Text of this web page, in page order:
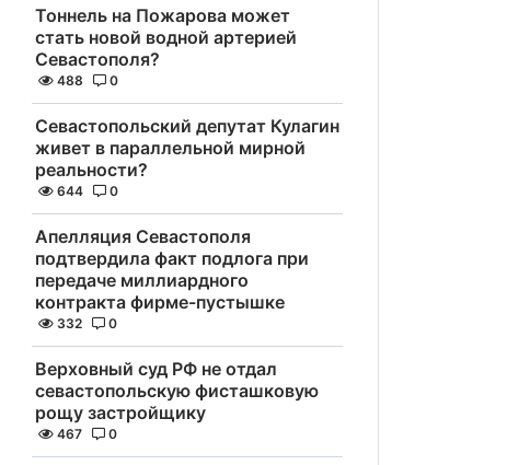
Тоннель на Пожарова может
стать новой водной артерией
Севастополя?
488 0
Севастопольский депутат Кулагин
живет в параллельной мирной
реальности?
644 0
Апелляция Севастополя
подтвердила факт подлога при
передаче миллиардного
контракта фирме-пустышке
332 0
Верховный суд РФ не отдал
севастопольскую фисташковую
рощу застройщику
467 0